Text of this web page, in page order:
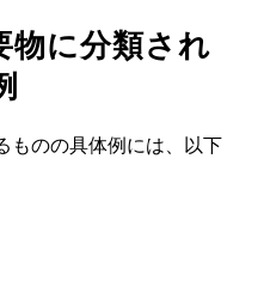
物に分類され
ものの具体例には、以下